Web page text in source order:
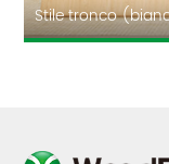
Stile tronco